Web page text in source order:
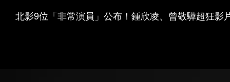
北影9位「非常演員」公布！鍾欣凌、曾敬驊超狂影